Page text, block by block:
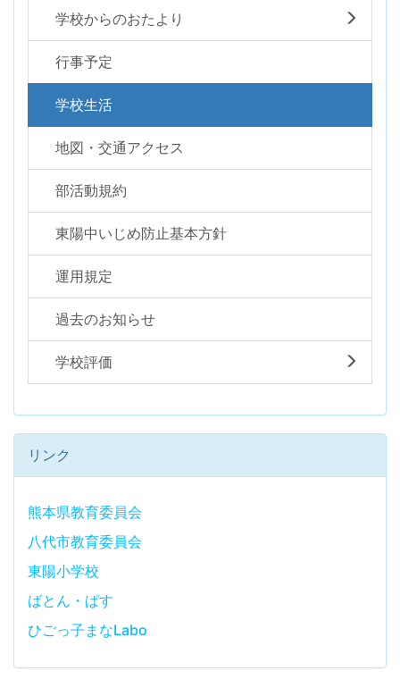
学校からのおたより
行事予定
学校生活
地図・交通アクセス
部活動規約
東陽中いじめ防止基本方針
運用規定
過去のお知らせ
学校評価
リンク
熊本県教育委員会
八代市教育委員会
東陽小学校
ばとん・ぱす
ひごっ子まなLabo